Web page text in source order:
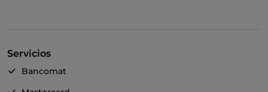
Servicios
Bancomat